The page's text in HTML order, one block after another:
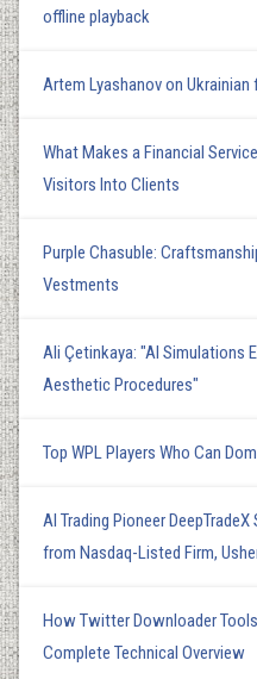
offline playback
Artem Lyashanov on Ukrainian
What Makes a Financial
Visitors Into Clients
Purple Chasuble:
Vestments
Ali Çetinkaya: "AI Simulations
Aesthetic Procedures"
Top WPL Players Who Can
AI Trading Pioneer
from Nasdaq-Listed Firm,
How Twitter Downloader
Complete Technical Overview